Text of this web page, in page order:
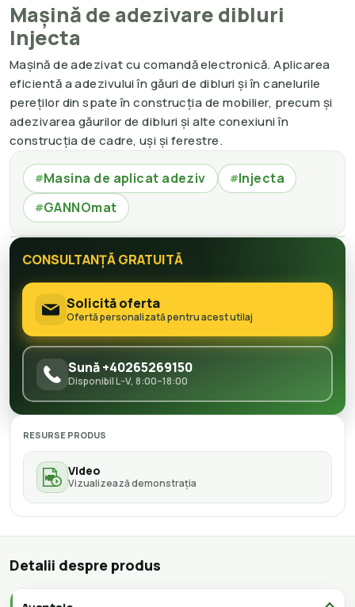
Mașină de adezivare dibluri
Injecta
Mașină de adezivat cu comandă electronică. Aplicarea
eficientă a adezivului în găuri de dibluri și în canelurile
pereților din spate în construcția de mobilier, precum și
adezivarea găurilor de dibluri și alte conexiuni în
construcția de cadre, uși și ferestre.
#Masina de aplicat adeziv #Injecta
#GANNOmat
CONSULTANȚĂ GRATUITĂ
Solicită oferta
Ofertă personalizată pentru acest utilaj
Sună +40265269150
Disponibil L–V, 8:00–18:00
RESURSE PRODUS
Video
Vizualizează demonstrația
Detalii despre produs